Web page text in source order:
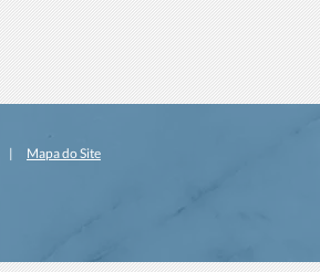
| Mapa do Site